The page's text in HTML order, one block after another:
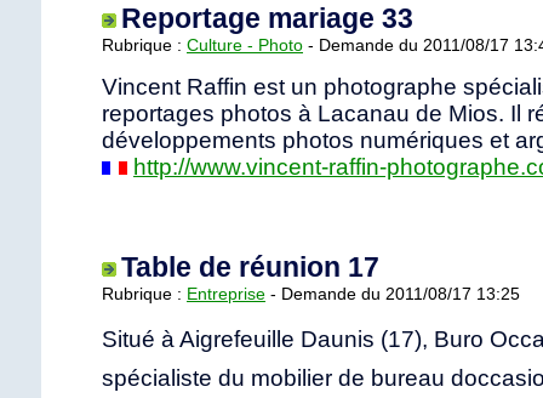
Reportage mariage 33
Rubrique : Culture - Photo - Demande du 2011/08/17
Vincent Raffin est un photographe
reportages photos à Lacanau de Mios. Il
développements photos numériques et
http://www.vincent-raffin-
Table de réunion 17
Rubrique : Entreprise - Demande du 2011/08/17 13:25
Situé à Aigrefeuille Daunis (17), Buro
spécialiste du mobilier de bureau